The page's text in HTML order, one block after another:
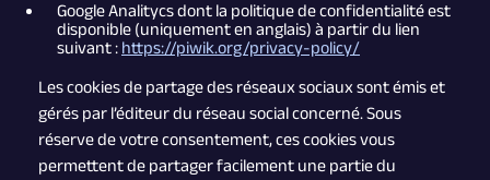
Google Analitycs dont la politique de confidentialité est
disponible (uniquement en anglais) à partir du lien
suivant : https://piwik.org/privacy-policy/
Les cookies de partage des réseaux sociaux sont émis et
gérés par l’éditeur du réseau social concerné. Sous
réserve de votre consentement, ces cookies vous
permettent de partager facilement une partie du